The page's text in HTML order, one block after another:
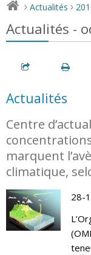
> Actualités >
Actualités -
Actualités
Centre
marquent
climatique,
28-